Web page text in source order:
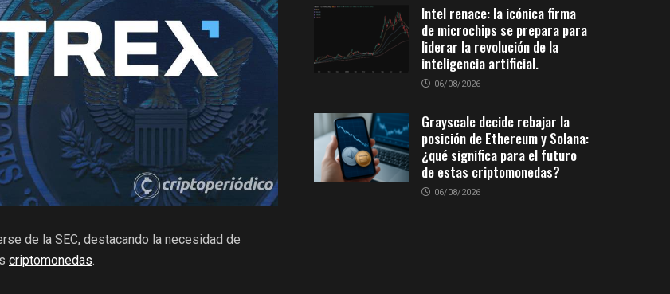
de la SEC, destacando la necesidad de
criptomonedas.
Intel renace: la icónica firma
de microchips se prepara para
liderar la revolución de la
inteligencia artificial.
06/08/2026
Grayscale decide rebajar la
posición de Ethereum y Solana:
¿qué significa para el futuro
de estas criptomonedas?
06/08/2026